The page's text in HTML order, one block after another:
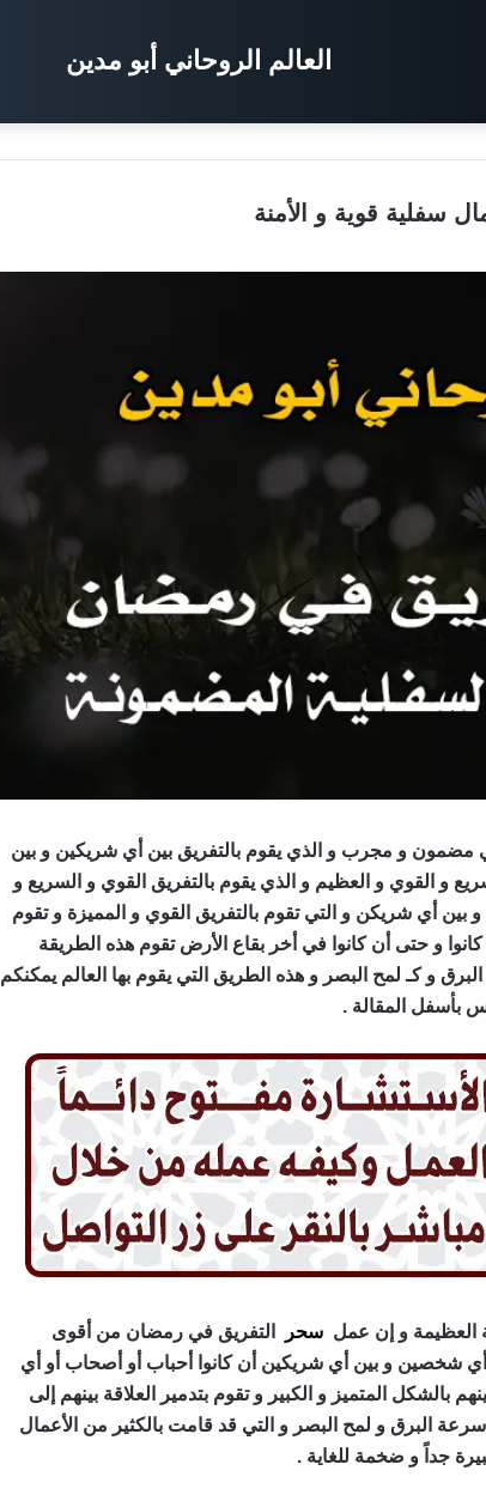
العالم الروحاني أبو مدين
و مجرب و الذي يقوم بالتفريق بين أي شريكين و بين
و القوي و العظيم و الذي يقوم بالتفريق القوي و السريع و
أي شريكن و التي تقوم بالتفريق القوي و المميزة و تقوم
و حتى أن كانوا في أخر بقاع الأرض تقوم هذه الطريقة
و كـ لمح البصر و هذه الطريق التي يقوم بها العالم يمكنكم
بأسفل المقالة .
العظيمة و إن عمل سحر
التفريق في رمضان من أقوى
أي شخصين و بين أي شريكين أن كانوا أحباب أو أصحاب أو أي
بالشكل المتميز و الكبير و تقوم بتدمير العلاقة بينهم إلى
البرق و لمح البصر و التي قد قامت بالكثير من الأعمال
جداً و ضخمة للغاية .